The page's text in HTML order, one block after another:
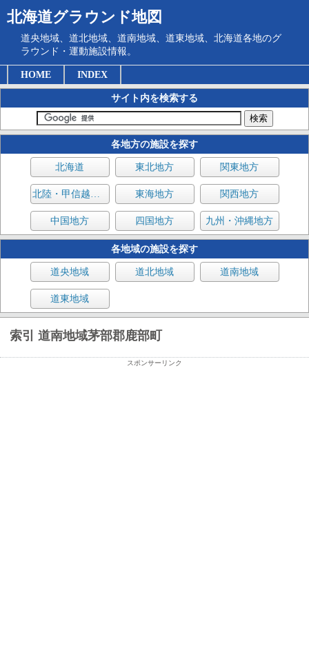
北海道グラウンド地図
道央地域、道北地域、道南地域、道東地域、北海道各地のグ
ラウンド・運動施設情報。
HOME INDEX
サイト内を検索する
各地方の施設を探す
北海道 東北地方 関東地方
北陸・甲信越地方 東海地方 関西地方
中国地方 四国地方 九州・沖縄地方
各地域の施設を探す
道央地域 道北地域 道南地域
道東地域
索引 道南地域茅部郡鹿部町
スポンサーリンク